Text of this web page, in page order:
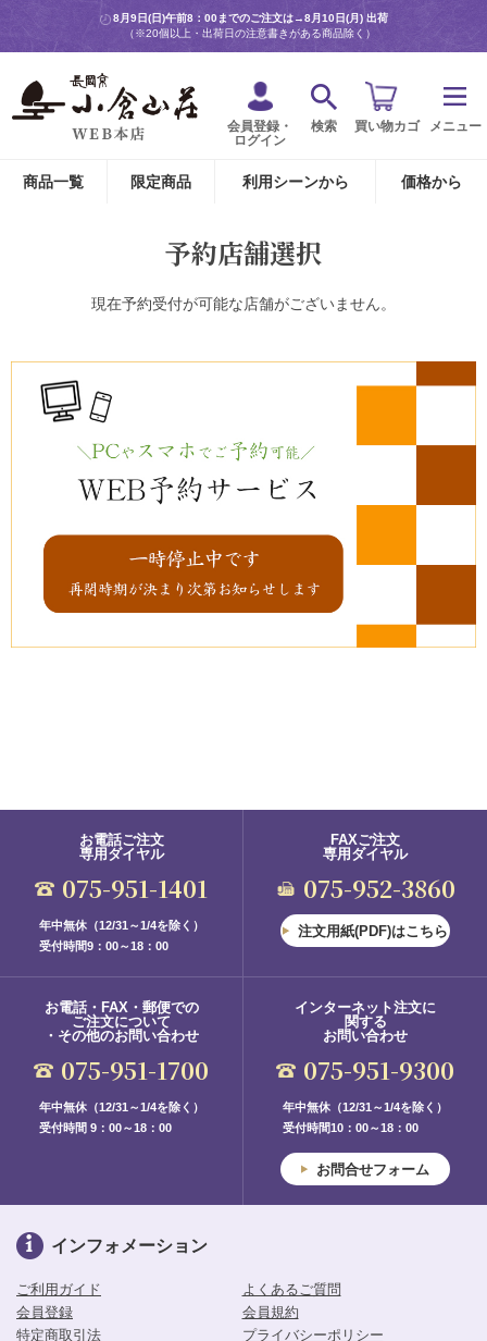
8月9日(日)午前8：00までのご注文は→8月10日(月) 出荷
（※20個以上・出荷日の注意書きがある商品除く）
会員登録・
ログイン
検索 買い物カゴ メニュー
商品一覧 限定商品 利用シーンから 価格から
予約店舗選択
現在予約受付が可能な店舗がございません。
お電話ご注文
専用ダイヤル
075-951-1401
年中無休（12/31～1/4を除く）
受付時間9：00～18：00
FAXご注文
専用ダイヤル
075-952-3860
注文用紙(PDF)はこちら
お電話・FAX・郵便での
ご注文について
・その他のお問い合わせ
075-951-1700
年中無休（12/31～1/4を除く）
受付時間 9：00～18：00
インターネット注文に
関する
お問い合わせ
075-951-9300
年中無休（12/31～1/4を除く）
受付時間10：00～18：00
お問合せフォーム
インフォメーション
ご利用ガイド
よくあるご質問
会員登録
会員規約
特定商取引法
プライバシーポリシー